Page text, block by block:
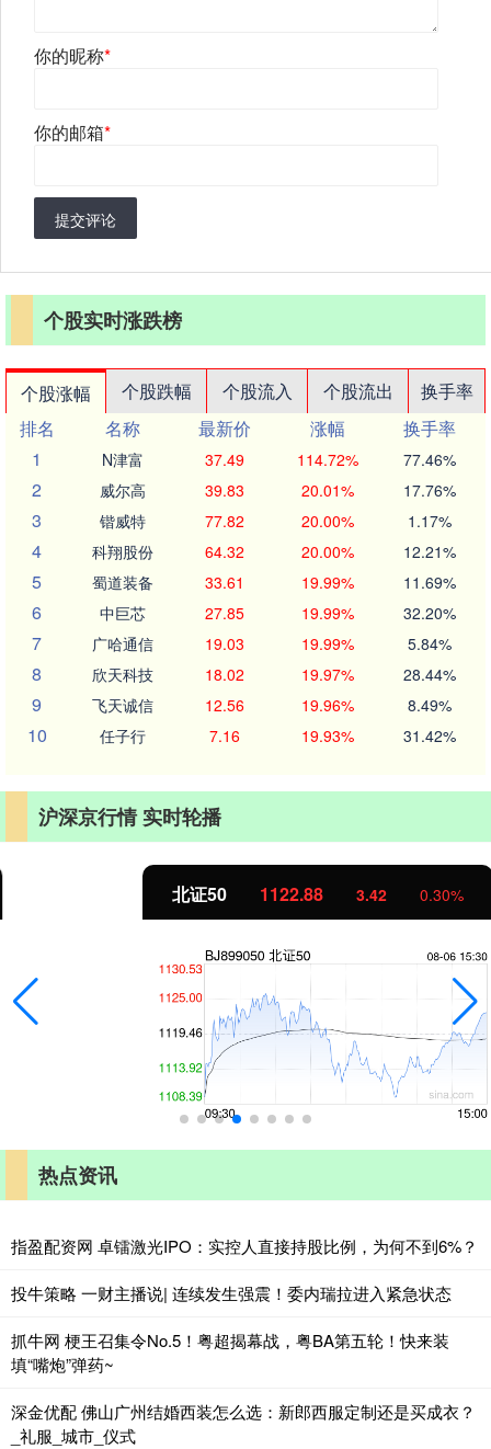
你的昵称*
你的邮箱*
提交评论
个股实时涨跌榜
个股涨幅 个股跌幅 个股流入 个股流出
换手率
排名
名称 最新价 涨幅
换手率
1
N津富 37.49 114.72% 77.46%
2 威尔高 39.83 20.01% 17.76%
3 锴威特 77.82 20.00% 1.17%
4 科翔股份 64.32 20.00% 12.21%
5 蜀道装备 33.61 19.99% 11.69%
6 中巨芯 27.85 19.99% 32.20%
7 广哈通信 19.03 19.99% 5.84%
8 欣天科技 18.02 19.97% 28.44%
9 飞天诚信 12.56 19.96% 8.49%
10 任子行 7.16 19.93% 31.42%
沪深京行情 实时轮播
1122.88 3.42 0.30%
热点资讯
指盈配资网 卓镭激光IPO：实控人直接持股比例，为何不到6%？
投牛策略 一财主播说| 连续发生强震！委内瑞拉进入紧急状态
抓牛网 梗王召集令No.5！粤超揭幕战，粤BA第五轮！快来装
填“嘴炮”弹药~
深金优配 佛山广州结婚西装怎么选：新郎西服定制还是买成衣？
_礼服_城市_仪式